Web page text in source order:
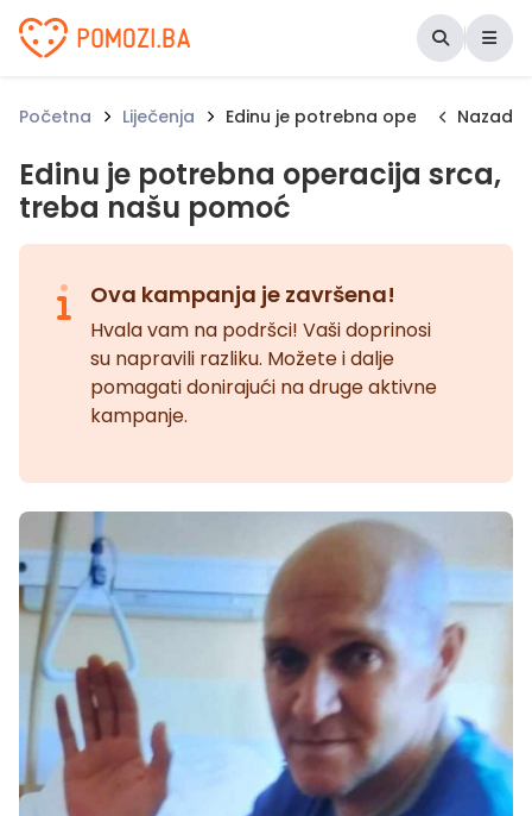
Udruženje Pomozi.ba
Početna Liječenja Edinu je potrebna operacija srca,
Nazad
Edinu je potrebna operacija srca,
treba našu pomoć
Ova kampanja je završena!
Hvala vam na podršci! Vaši doprinosi
su napravili razliku. Možete i dalje
pomagati donirajući na druge aktivne
kampanje.